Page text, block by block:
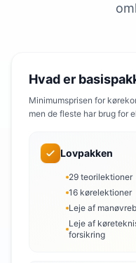
Hvad er
Minimumsprisen for
men de fleste har brug for
Lovpakken
29 teorilektioner
16 kørelektioner
Leje af
Leje af
forsikring